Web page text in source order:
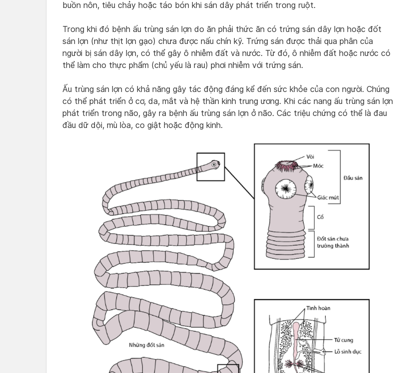
buồn nôn, tiêu chảy hoặc táo bón khi sán dây phát triển trong ruột.
Trong khi đó bệnh ấu trùng sán lợn do ăn phải thức ăn có trứng sán dây lợn hoặc đốt
sán lợn (như thịt lợn gạo) chưa được nấu chín kỹ. Trứng sán được thải qua phân của
người bị sán dây lợn, có thể gây ô nhiễm đất và nước. Từ đó, ô nhiễm đất hoặc nước có
thể làm cho thực phẩm (chủ yếu là rau) phơi nhiễm với trứng sán.
Ấu trùng sán lợn có khả năng gây tác động đáng kể đến sức khỏe của con người. Chúng
có thể phát triển ở cơ, da, mắt và hệ thần kinh trung ương. Khi các nang ấu trùng sán lợn
phát triển trong não, gây ra bệnh ấu trùng sán lợn ở não. Các triệu chứng có thể là đau
đầu dữ dội, mù lòa, co giật hoặc động kinh.